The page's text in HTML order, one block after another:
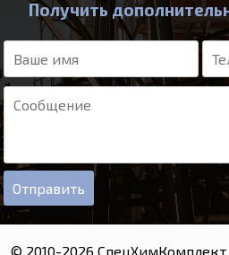
Получить
© 2010-2026